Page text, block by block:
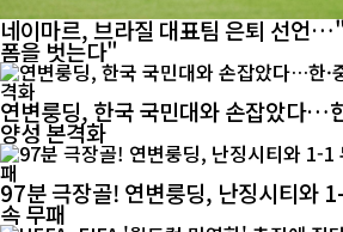
네이마르, 브라질 대표팀 은퇴 선언
폼을 벗는다"
연변룽딩, 한국 국민대와 손잡았다…
양성 본격화
97분 극장골! 연변룽딩, 난징시티와
속 무패